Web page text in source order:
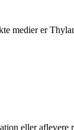
medier er
eller aflevere